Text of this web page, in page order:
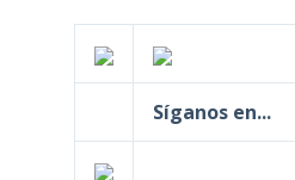
Síganos en...